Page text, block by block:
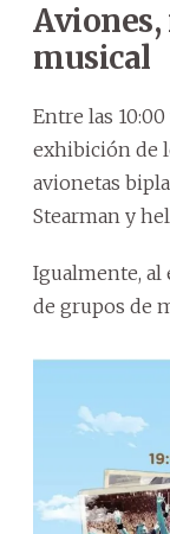
musical
Entre las
exhibición de
avionetas
Stearman y
Igualmente, al
de grupos de